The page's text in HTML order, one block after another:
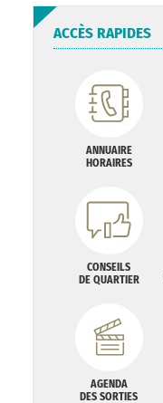
ACCÈS RAPIDES
ANNUAIRE
HORAIRES
CONSEILS
DE QUARTIER
AGENDA
DES SORTIES